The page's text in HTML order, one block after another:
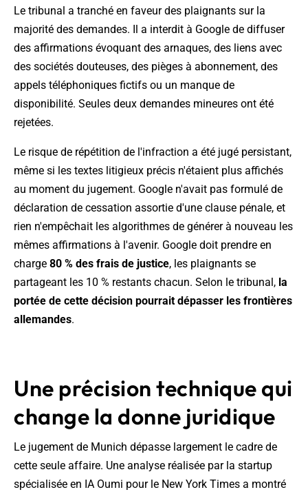
Le tribunal a tranché en faveur des plaignants sur la
majorité des demandes. Il a interdit à Google de diffuser
des affirmations évoquant des arnaques, des liens avec
des sociétés douteuses, des pièges à abonnement, des
appels téléphoniques fictifs ou un manque de
disponibilité. Seules deux demandes mineures ont été
rejetées.
Le risque de répétition de l'infraction a été jugé persistant,
même si les textes litigieux précis n'étaient plus affichés
au moment du jugement. Google n'avait pas formulé de
déclaration de cessation assortie d'une clause pénale, et
rien n'empêchait les algorithmes de générer à nouveau les
mêmes affirmations à l'avenir. Google doit prendre en
charge 80 % des frais de justice, les plaignants se
partageant les 10 % restants chacun. Selon le tribunal, la
portée de cette décision pourrait dépasser les frontières
allemandes.
Une précision technique qui
change la donne juridique
Le jugement de Munich dépasse largement le cadre de
cette seule affaire. Une analyse réalisée par la startup
spécialisée en IA Oumi pour le New York Times a montré